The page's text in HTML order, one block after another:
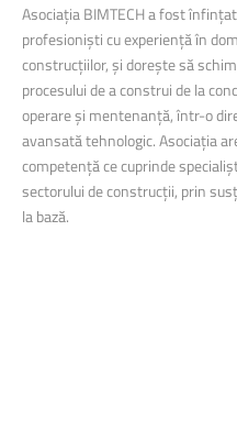
Asociația BIMTECH a fost
profesioniști cu experiență în
construcțiilor, și dorește să
procesului de a construi de la
operare și mentenanță, într-o
avansată tehnologic. Asociația
competență ce cuprinde
sectorului de construcții, prin
la bază.